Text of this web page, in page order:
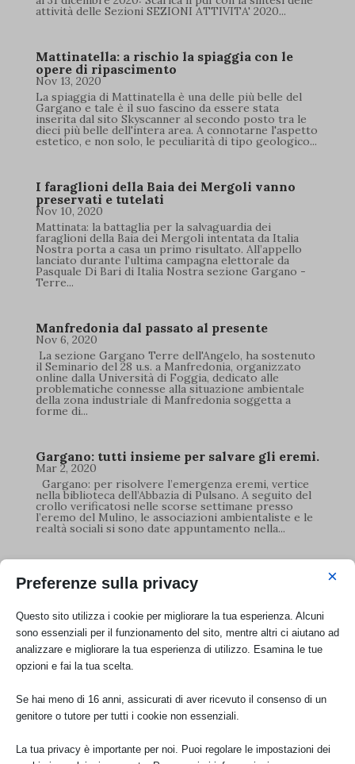
attività delle Sezioni SEZIONI ATTIVITA' 2020...
Mattinatella: a rischio la spiaggia con le
opere di ripascimento
Nov 13, 2020
La spiaggia di Mattinatella è una delle più belle del
Gargano e tale è il suo fascino da essere stata
inserita dal sito Skyscanner al secondo posto tra le
dieci più belle dell'intera area. A connotarne l'aspetto
estetico, e non solo, le peculiarità di tipo geologico...
I faraglioni della Baia dei Mergoli vanno
preservati e tutelati
Nov 10, 2020
Mattinata: la battaglia per la salvaguardia dei
faraglioni della Baia dei Mergoli intentata da Italia
Nostra porta a casa un primo risultato. All’appello
lanciato durante l’ultima campagna elettorale da
Pasquale Di Bari di Italia Nostra sezione Gargano -
Terre...
Manfredonia dal passato al presente
Nov 6, 2020
La sezione Gargano Terre dell'Angelo, ha sostenuto
il Seminario del 28 u.s. a Manfredonia, organizzato
online dalla Università di Foggia, dedicato alle
problematiche connesse alla situazione ambientale
della zona industriale di Manfredonia soggetta a
forme di...
Gargano: tutti insieme per salvare gli eremi.
Mar 2, 2020
Gargano: per risolvere l’emergenza eremi, vertice
nella biblioteca dell’Abbazia di Pulsano. A seguito del
crollo verificatosi nelle scorse settimane presso
l’eremo del Mulino, le associazioni ambientaliste e le
realtà sociali si sono date appuntamento nella...
Non solo discarica abusiva sequestrata nel
Parco del Gargano ma illeciti in varie parti
Feb 21, 2020
Non solo il Gargano, ma tutto il territorio di
Capitanata è sotto l’attacco delle ecomafie e
dell’abusivismo più sfrontato. A sostenerlo le 4
sezioni di Foggia, Troia, Vieste e Gargano - Terre
dell’Angelo, e Consiglio Regionale dell’Associazione.
Preferenze sulla privacy ×
Questo sito utilizza i cookie per migliorare la tua esperienza. Alcuni
sono essenziali per il funzionamento del sito, mentre altri ci aiutano ad
analizzare e migliorare la tua esperienza di utilizzo. Esamina le tue
opzioni e fai la tua scelta.
Se hai meno di 16 anni, assicurati di aver ricevuto il consenso di un
genitore o tutore per tutti i cookie non essenziali.
La tua privacy è importante per noi. Puoi regolare le impostazioni dei